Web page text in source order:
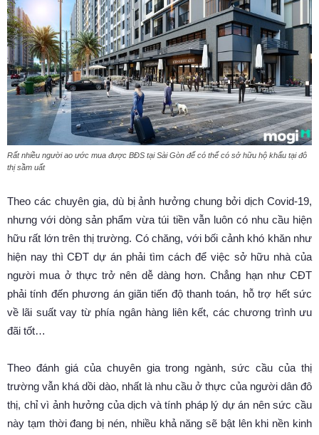
Rất nhiều người ao ước mua được BĐS tại Sài Gòn để có thể có sở hữu hộ khẩu tại đô
thị sầm uất
Theo các chuyên gia, dù bị ảnh hưởng chung bởi dịch Covid-19,
nhưng với dòng sản phẩm vừa túi tiền vẫn luôn có nhu cầu hiện
hữu rất lớn trên thị trường. Có chăng, với bối cảnh khó khăn như
hiện nay thì CĐT dự án phải tìm cách để việc sở hữu nhà của
người mua ở thực trở nên dễ dàng hơn. Chẳng hạn như CĐT
phải tính đến phương án giãn tiến độ thanh toán, hỗ trợ hết sức
về lãi suất vay từ phía ngân hàng liên kết, các chương trình ưu
đãi tốt…
Theo đánh giá của chuyên gia trong ngành, sức cầu của thị
trường vẫn khá dồi dào, nhất là nhu cầu ở thực của người dân đô
thị, chỉ vì ảnh hưởng của dịch và tính pháp lý dự án nên sức cầu
này tạm thời đang bị nén, nhiều khả năng sẽ bật lên khi nền kinh